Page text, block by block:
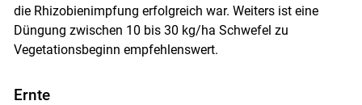
die Rhizobienimpfung erfolgreich war. Weiters ist eine
Düngung zwischen 10 bis 30 kg/ha Schwefel zu
Vegetationsbeginn empfehlenswert.
Ernte